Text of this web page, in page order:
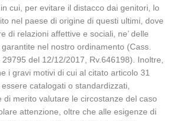
cui, per evitare il distacco dai genitori, lo
nel paese di origine di questi ultimi, dove
di relazioni affettive e sociali, ne’ delle
nel nostro ordinamento (Cass.
del 12/12/2017, Rv.646198). Inoltre,
i gravi motivi di cui al citato articolo 31
catalogati o standardizzati,
di merito valutare le circostanze del caso
attenzione, oltre che alle esigenze di